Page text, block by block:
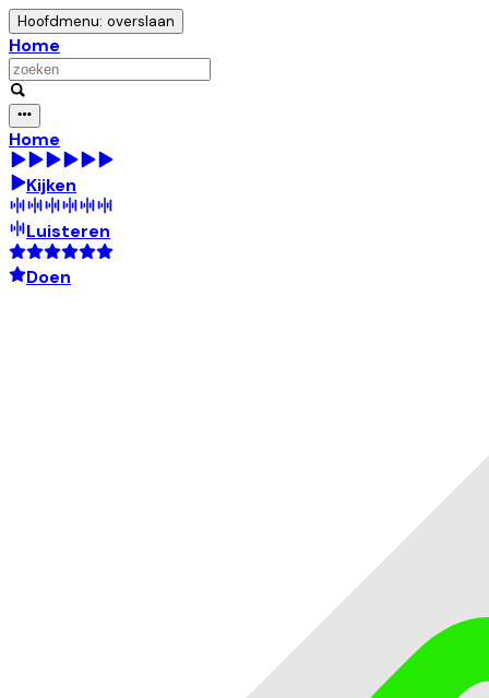
Hoofdmenu: overslaan
Home
Home
Kijken
Luisteren
Doen